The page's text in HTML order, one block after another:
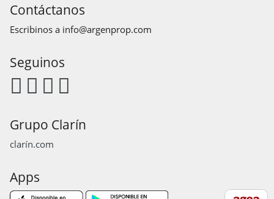
Contáctanos
Escribinos a info@argenprop.com
Seguinos
Grupo Clarín
clarín.com
Apps